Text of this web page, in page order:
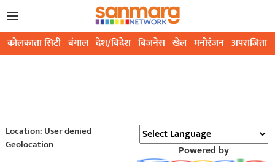
कोलकाता सिटी बंगाल देश/विदेश बिजनेस खेल मनोरंजन अपराजिता
Location: User denied
Geolocation
Powered by